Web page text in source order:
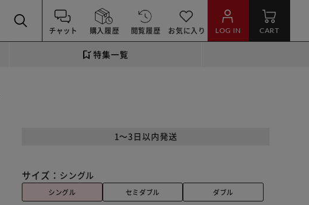
チャット 購入履歴 閲覧履歴 お気に入り LOG IN CART
特集一覧
1～3日以内発送
サイズ： シングル
シングル セミダブル ダブル